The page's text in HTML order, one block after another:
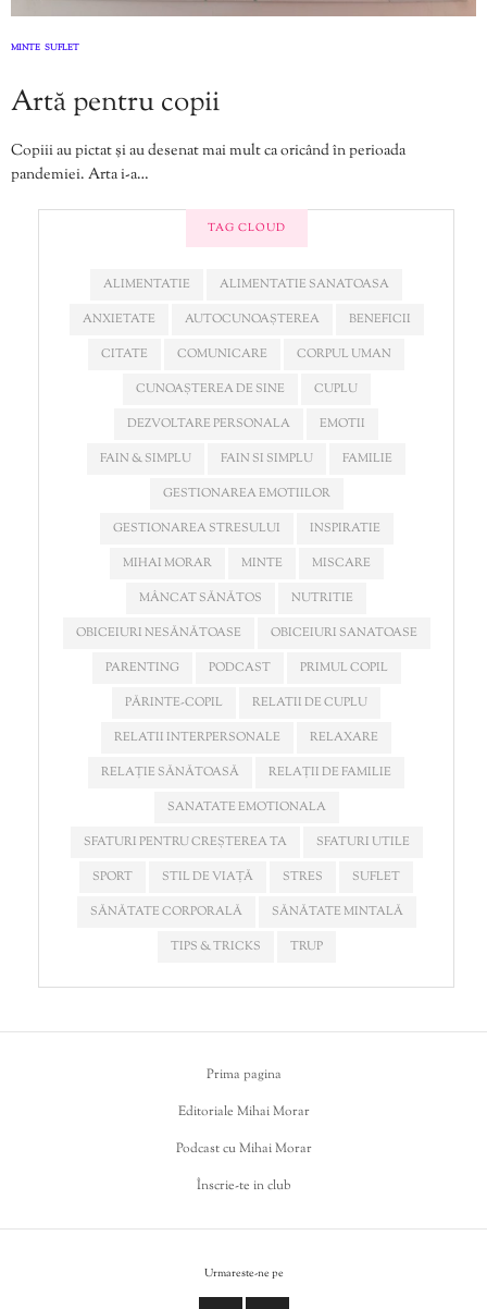
MINTE SUFLET
Artă pentru copii
Copiii au pictat și au desenat mai mult ca oricând în perioada
pandemiei. Arta i-a…
TAG CLOUD
ALIMENTATIE
ALIMENTATIE SANATOASA
ANXIETATE
AUTOCUNOAȘTEREA
BENEFICII
CITATE
COMUNICARE
CORPUL UMAN
CUNOAȘTEREA DE SINE
CUPLU
DEZVOLTARE PERSONALA
EMOTII
FAIN & SIMPLU
FAIN SI SIMPLU
FAMILIE
GESTIONAREA EMOTIILOR
GESTIONAREA STRESULUI
INSPIRATIE
MIHAI MORAR
MINTE
MISCARE
MÂNCAT SĂNĂTOS
NUTRITIE
OBICEIURI NESĂNĂTOASE
OBICEIURI SANATOASE
PARENTING
PODCAST
PRIMUL COPIL
PĂRINTE-COPIL
RELATII DE CUPLU
RELATII INTERPERSONALE
RELAXARE
RELAȚIE SĂNĂTOASĂ
RELAȚII DE FAMILIE
SANATATE EMOTIONALA
SFATURI PENTRU CREȘTEREA TA
SFATURI UTILE
SPORT
STIL DE VIAȚĂ STRES
SUFLET
SĂNĂTATE CORPORALĂ
SĂNĂTATE MINTALĂ
TIPS & TRICKS
TRUP
Prima pagina
Editoriale Mihai Morar
Podcast cu Mihai Morar
Înscrie-te in club
Urmareste-ne pe